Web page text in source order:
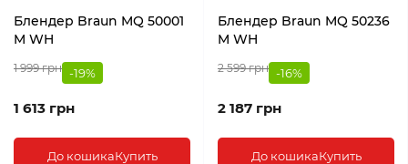
Блендер Braun MQ 50001
M WH
1 999 грн -19%
1 613 грн
До кошикаКупить
Блендер Braun MQ 50236
M WH
2 599 грн -16%
2 187 грн
До кошикаКупить